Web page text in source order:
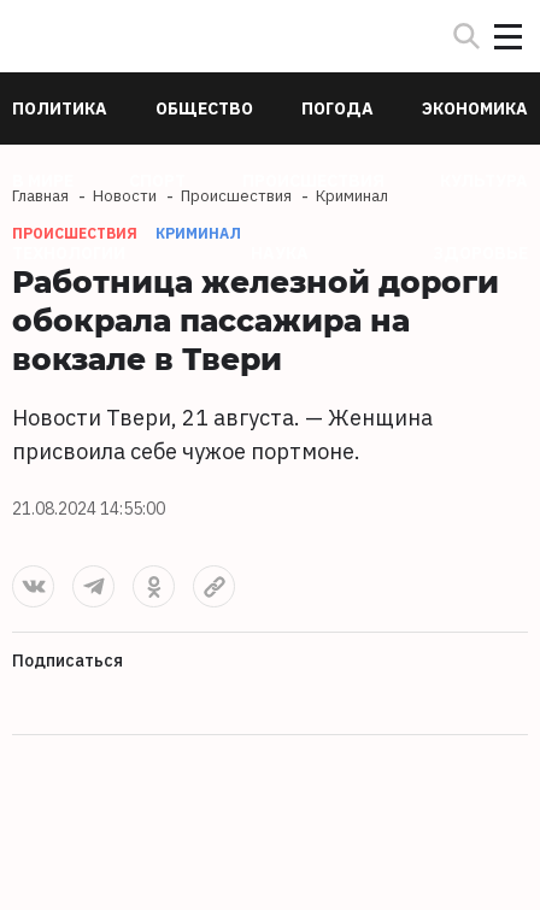
ПОЛИТИКА ОБЩЕСТВО ПОГОДА ЭКОНОМИКА
Главная Новости Происшествия Криминал
ПРОИСШЕСТВИЯ КРИМИНАЛ
Работница железной дороги
обокрала пассажира на
вокзале в Твери
Новости Твери, 21 августа. — Женщина
присвоила себе чужое портмоне.
21.08.2024 14:55:00
Подписаться